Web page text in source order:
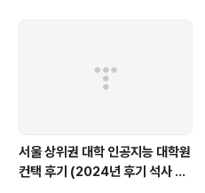
서울 상위권 대학 인공지능 대학원
컨택 후기 (2024년 후기 석사 지